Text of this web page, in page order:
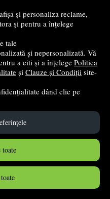
și personaliza reclame,
și pentru a înțelege
tale
și nepersonalizată. Vă
a citi și a înțelege Politica
și Clauze și Condiții site-
dând clic pe
toate
Pana Dindelegan,
Aranghelovici
Gold
lei